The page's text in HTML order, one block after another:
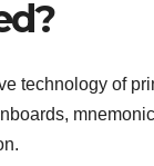
technology of